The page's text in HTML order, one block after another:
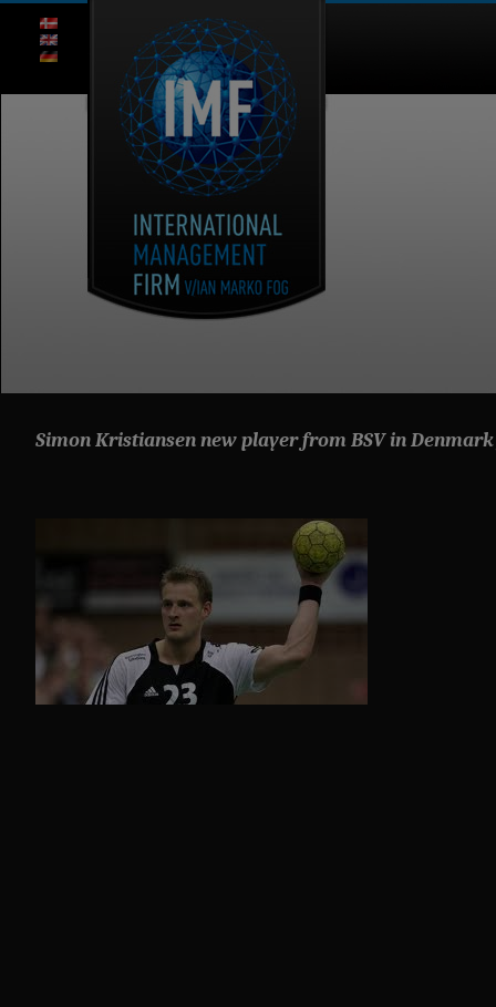
Simon Kristiansen new player from BSV in